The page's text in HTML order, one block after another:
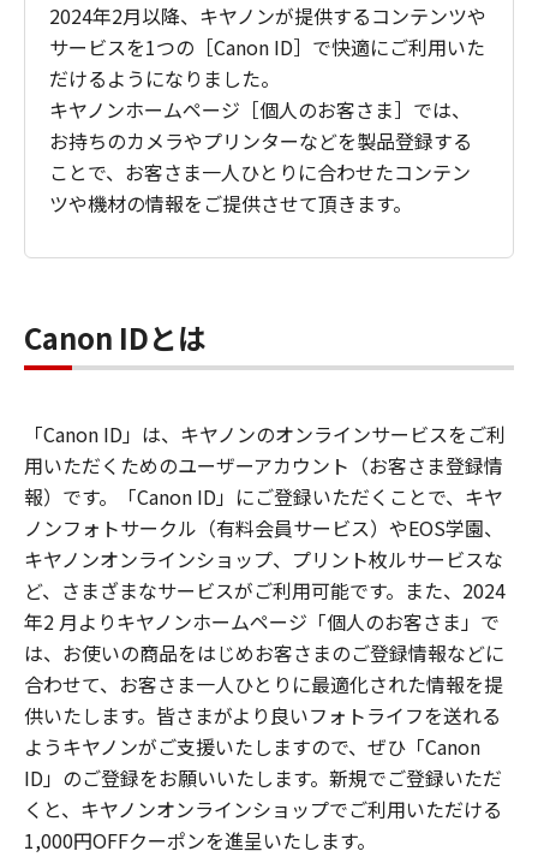
2024年2月以降、キヤノンが提供するコンテンツや
サービスを1つの［Canon ID］で快適にご利用いた
だけるようになりました。
キヤノンホームページ［個人のお客さま］では、
お持ちのカメラやプリンターなどを製品登録する
ことで、お客さま一人ひとりに合わせたコンテン
ツや機材の情報をご提供させて頂きます。
Canon IDとは
「Canon ID」は、キヤノンのオンラインサービスをご利
用いただくためのユーザーアカウント（お客さま登録情
報）です。「Canon ID」にご登録いただくことで、キヤ
ノンフォトサークル（有料会員サービス）やEOS学園、
キヤノンオンラインショップ、プリント枚ルサービスな
ど、さまざまなサービスがご利用可能です。また、2024
年2 月よりキヤノンホームページ「個人のお客さま」で
は、お使いの商品をはじめお客さまのご登録情報などに
合わせて、お客さま一人ひとりに最適化された情報を提
供いたします。皆さまがより良いフォトライフを送れる
ようキヤノンがご支援いたしますので、ぜひ「Canon
ID」のご登録をお願いいたします。新規でご登録いただ
くと、キヤノンオンラインショップでご利用いただける
1,000円OFFクーポンを進呈いたします。